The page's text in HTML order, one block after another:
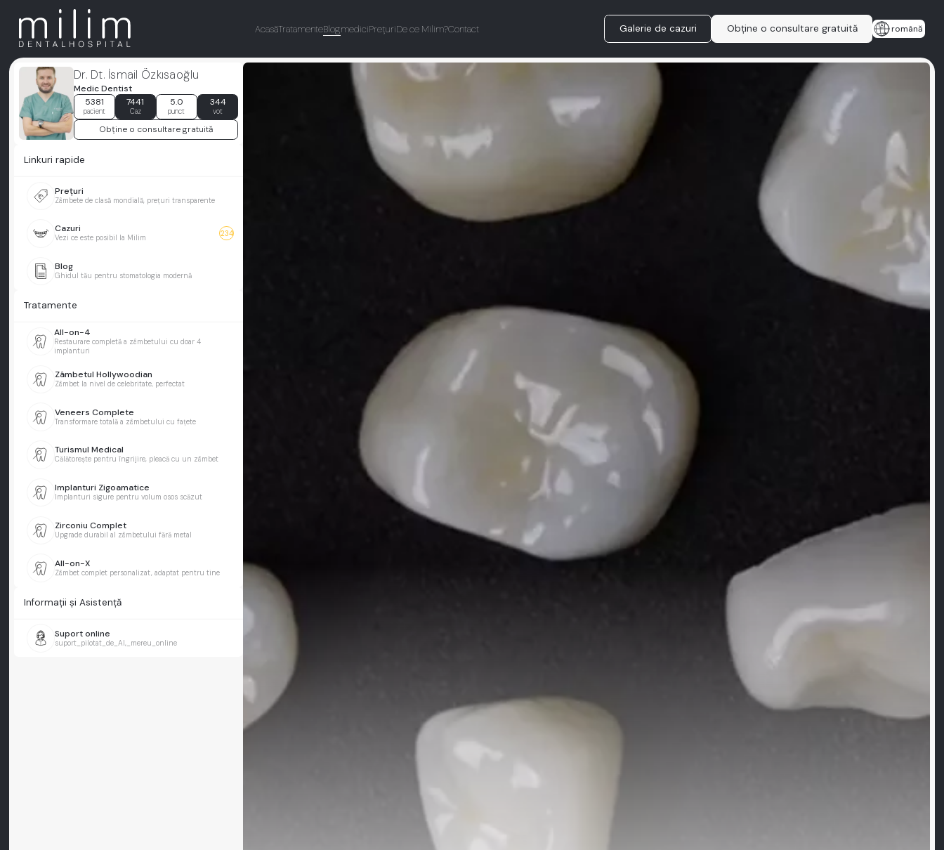
AcasăTratamenteBlogmediciPrețuriDe ce Milim?Contact Galerie de cazuri Obține o consultare gratuită română
Dr. Dt. İsmail Özkısaoğlu
Medic Dentist
5381
pacient
7441
Caz
5.0
punct
344
vot
Obține o consultare gratuită
Linkuri rapide
Prețuri
Zâmbete de clasă mondială, prețuri transparente
Cazuri
Vezi ce este posibil la Milim 234
Blog
Ghidul tău pentru stomatologia modernă
Tratamente
All-on-4
Restaurare completă a zâmbetului cu doar 4
implanturi
Zâmbetul Hollywoodian
Zâmbet la nivel de celebritate, perfectat
Veneers Complete
Transformare totală a zâmbetului cu fațete
Turismul Medical
Călătorește pentru îngrijire, pleacă cu un zâmbet
Implanturi Zigoamatice
Implanturi sigure pentru volum osos scăzut
Zirconiu Complet
Upgrade durabil al zâmbetului fără metal
All-on-X
Zâmbet complet personalizat, adaptat pentru tine
Informații și Asistență
Suport online
suport_pilotat_de_AI,_mereu_online